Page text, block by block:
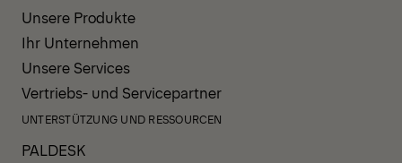
Unsere Produkte
Ihr Unternehmen
Unsere Services
Vertriebs- und Servicepartner
UNTERSTÜTZUNG UND RESSOURCEN
PALDESK